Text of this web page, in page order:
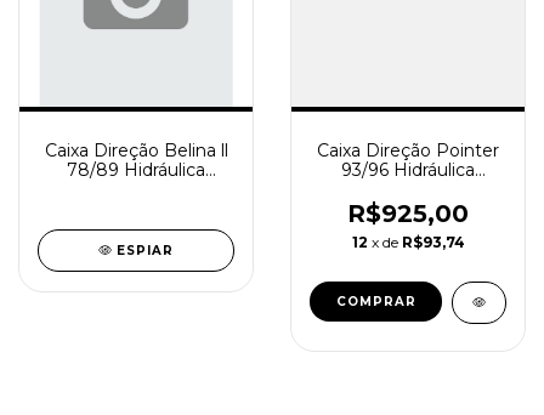
Caixa Direção Belina ll
78/89 Hidráulica
ESPIAR
Caixa Direção Pointer
93/96 Hidráulica
SD0822-4
R$925,00
12 x de R$93,74